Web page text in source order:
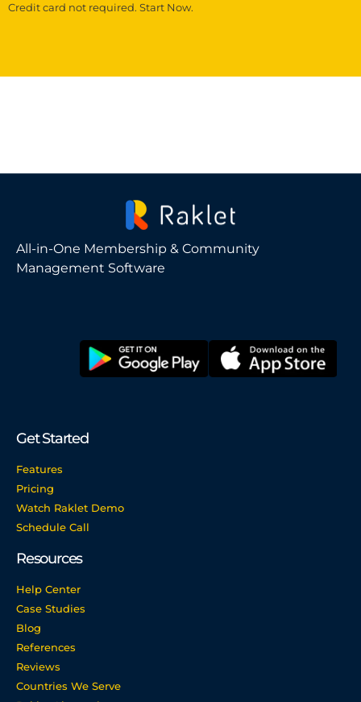
Credit card not required. Start Now.
All-in-One Membership & Community
Management Software
Get Started
Features
Pricing
Watch Raklet Demo
Schedule Call
Resources
Help Center
Case Studies
Blog
References
Reviews
Countries We Serve